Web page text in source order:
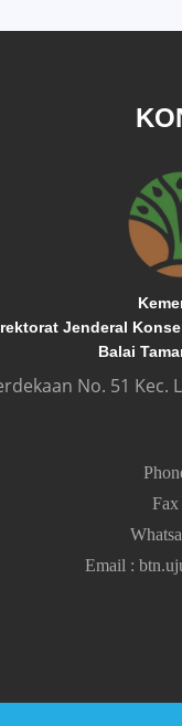
Jenderal
Balai
No. 51
Fax
Email :